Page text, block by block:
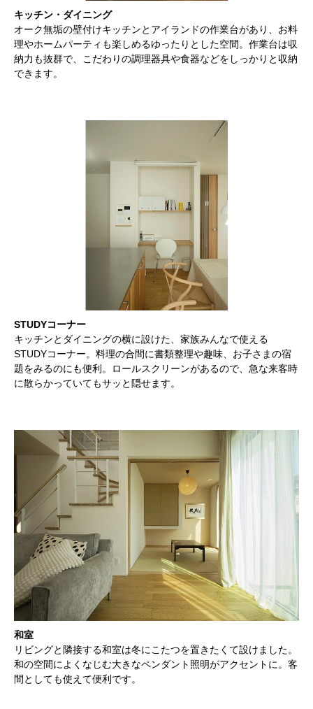
キッチン・ダイニング
オーク無垢の壁付けキッチンとアイランドの作業台があり、お料
理やホームパーティも楽しめるゆったりとした空間。作業台は収
納力も抜群で、こだわりの調理器具や食器などをしっかりと収納
できます。
STUDYコーナー
キッチンとダイニングの横に設けた、家族みんなで使える
STUDYコーナー。料理の合間に書類整理や趣味、お子さまの宿
題をみるのにも便利。ロールスクリーンがあるので、急な来客時
に散らかっていてもサッと隠せます。
和室
リビングと隣接する和室は冬にこたつを置きたくて設けました。
和の空間によくなじむ大きなペンダント照明がアクセントに。客
間としても使えて便利です。